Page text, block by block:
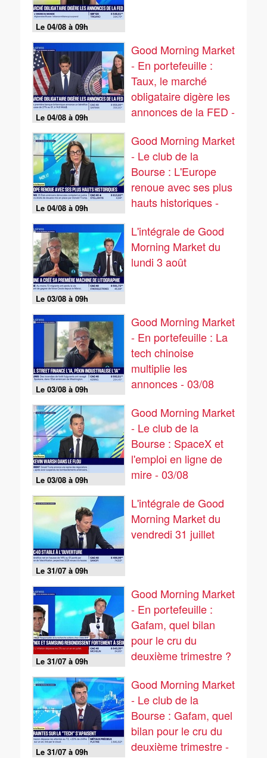
Le 04/08 à 09h
Le 04/08 à 09h
Good Morning Market
- En portefeuille :
Taux, le marché
obligataire digère les
annonces de la FED -
Le 04/08 à 09h
Good Morning Market
- Le club de la
Bourse : L'Europe
renoue avec ses plus
hauts historiques -
Le 03/08 à 09h
L'intégrale de Good
Morning Market du
lundi 3 août
Le 03/08 à 09h
Good Morning Market
- En portefeuille : La
tech chinoise
multiplie les
annonces - 03/08
Le 03/08 à 09h
Good Morning Market
- Le club de la
Bourse : SpaceX et
l'emploi en ligne de
mire - 03/08
Le 31/07 à 09h
L'intégrale de Good
Morning Market du
vendredi 31 juillet
Le 31/07 à 09h
Good Morning Market
- En portefeuille :
Gafam, quel bilan
pour le cru du
deuxième trimestre ?
Le 31/07 à 09h
Good Morning Market
- Le club de la
Bourse : Gafam, quel
bilan pour le cru du
deuxième trimestre -